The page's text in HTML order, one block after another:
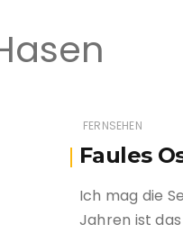
FERNSEHEN
Faules
Ich mag die
Jahren ist